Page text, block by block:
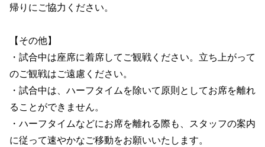
帰りにご協力ください。
【その他】
・試合中は座席に着席してご観戦ください。立ち上がって
のご観戦はご遠慮ください。
・試合中は、ハーフタイムを除いて原則としてお席を離れ
ることができません。
・ハーフタイムなどにお席を離れる際も、スタッフの案内
に従って速やかなご移動をお願いいたします。